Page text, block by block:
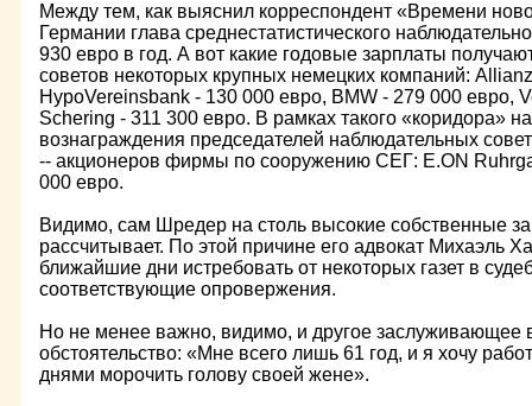
Между тем, как выяснил корреспондент «Времени
Германии глава среднестатистического
930 евро в год. А вот какие годовые зарплаты
советов некоторых крупных немецких компаний:
HypoVereinsbank - 130 000 евро, BMW - 279 000 евро,
Schering - 311 300 евро. В рамках такого «коридора»
вознаграждения председателей наблюдательных
-- акционеров фирмы по сооружению СЕГ: E.ON
000 евро.
Видимо, сам Шредер на столь высокие собственные
рассчитывает. По этой причине его адвокат Михаэль
ближайшие дни истребовать от некоторых газет в
соответствующие опровержения.
Но не менее важно, видимо, и другое заслуживающее
обстоятельство: «Мне всего лишь 61 год, и я хочу
днями морочить голову своей жене».